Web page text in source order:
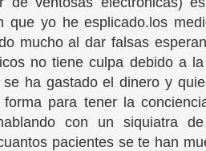
que yo he esplicado.los
mucho al dar falsas
no tiene culpa debido a
ha gastado el dinero y
para tener la
con un siquiatra
pacientes se te han